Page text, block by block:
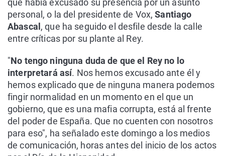
personal, o la del presidente de Vox, Santiago
Abascal, que ha seguido el desfile desde la calle
entre críticas por su plante al Rey.
"No tengo ninguna duda de que el Rey no lo
interpretará así. Nos hemos excusado ante él y
hemos explicado que de ninguna manera podemos
fingir normalidad en un momento en el que un
gobierno, que es una mafia corrupta, está al frente
del poder de España. Que no cuenten con nosotros
para eso", ha señalado este domingo a los medios
de comunicación, horas antes del inicio de los actos